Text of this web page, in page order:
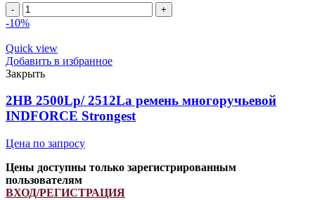
Ремень
544166.0/
INDFORCE
quantity
-10%
Quick view
Добавить в избранное
Закрыть
2HB 2500Lp/ 2512La ремень многоручьевой
INDFORCE Strongest
Цена по запросу
Цены доступны только зарегистрированным
пользователям
ВХОД/РЕГИСТРАЦИЯ